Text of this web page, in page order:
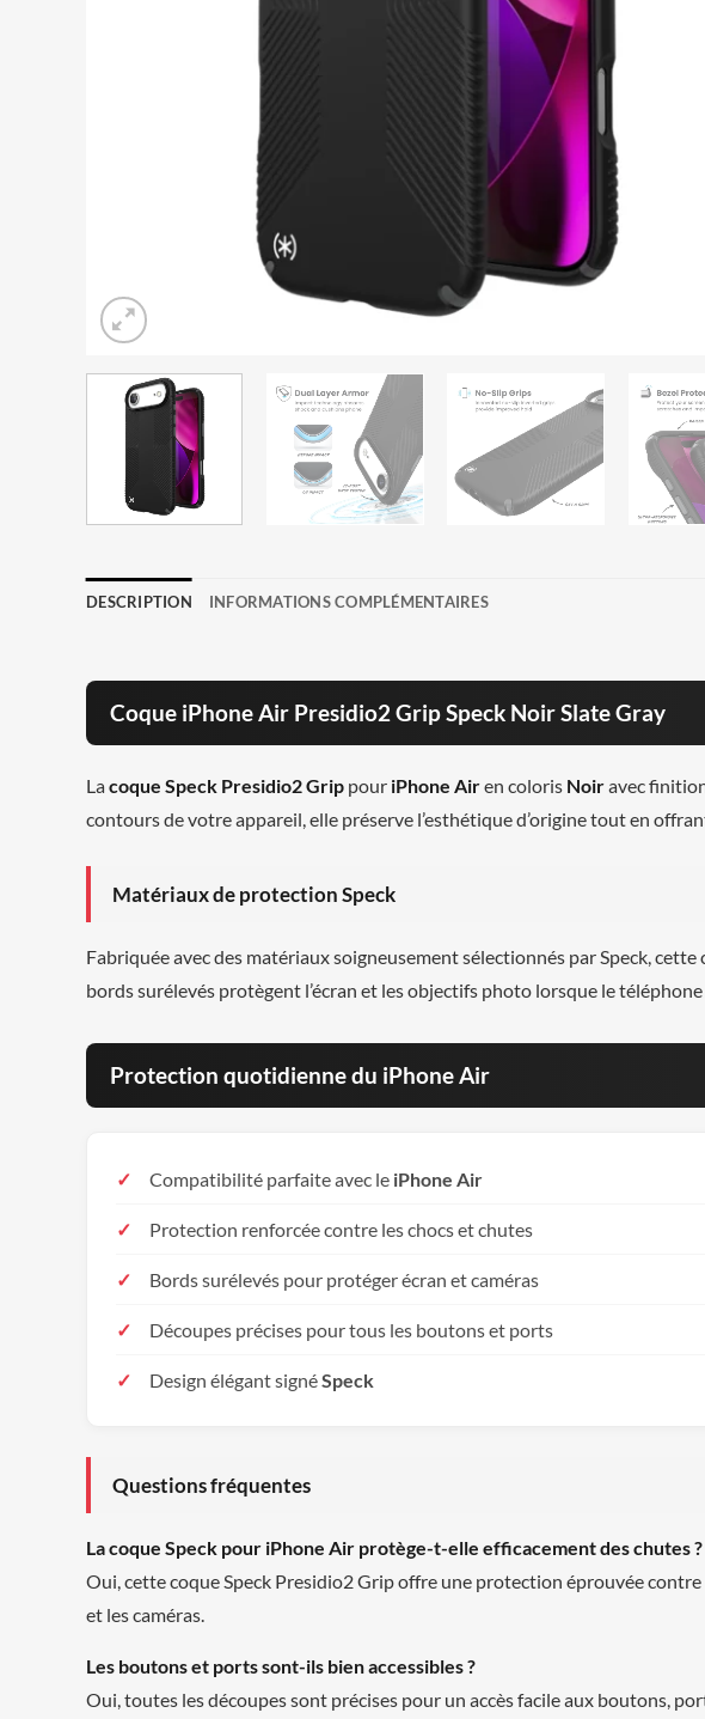
DESCRIPTION INFORMATIONS COMPLÉMENTAIRES
Coque iPhone Air Presidio2 Grip Speck Noir Slate Gray
Lacoque Speck Presidio2 Grip pour iPhone Airen coloris Noiravec
contours de votre appareil, elle préserve l’esthétique d’origine tout en
Matériaux de protection Speck
Fabriquée avec des matériaux soigneusement sélectionnés par Speck,
bords surélevés protègent l’écran et les objectifs photo lorsque le
Protection quotidienne du iPhone Air
Compatibilité parfaite avec le iPhone Air
Protection renforcée contre les chocs et chutes
Bords surélevés pour protéger écran et caméras
Découpes précises pour tous les boutons et ports
Design élégant signéSpeck
Questions fréquentes
La coque Speck pour iPhone Air protège-t-elle efficacement des chutes ?
Oui, cette coque Speck Presidio2 Grip offre une protection éprouvée
et les caméras.
Les boutons et ports sont-ils bien accessibles ?
Oui, toutes les découpes sont précises pour un accès facile aux boutons,